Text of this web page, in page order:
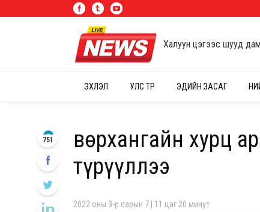
Халуун цэгээс шууд
ЭХЛЭЛ УЛС ТӨР ЭДИЙН ЗАСАГ
Өвөрхангайн хурц
түрүүллээ
2022 оны 3-р сарын 7 | 11 цаг 20 минут
751